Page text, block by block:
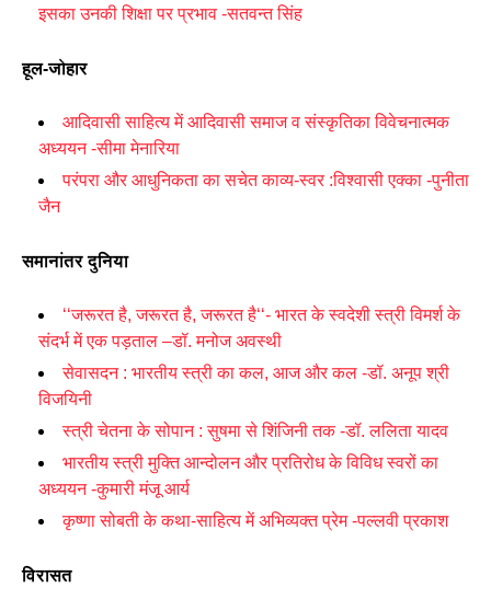
इसका उनकी शिक्षा पर प्रभाव -सतवन्त सिंह
हूल-जोहार
आदिवासी साहित्य में आदिवासी समाज व संस्कृतिका विवेचनात्मक
अध्ययन -सीमा मेनारिया
परंपरा और आधुनिकता का सचेत काव्य-स्वर :विश्वासी एक्का -पुनीता
जैन
समानांतर दुनिया
‘‘जरूरत है,जरूरत है,जरूरत है‘‘- भारत के स्वदेशी स्त्री विमर्श के
संदर्भ में एक पड़ताल –डॉ. मनोज अवस्थी
सेवासदन : भारतीय स्त्री का कल, आज और कल -डॉ. अनूप श्री
विजयिनी
स्त्री चेतना के सोपान : सुषमा से शिंजिनी तक -डॉ. ललिता यादव
भारतीय स्त्री मुक्ति आन्दोलन और प्रतिरोध के विविध स्वरों का
अध्ययन -कुमारी मंजू आर्य
कृष्णा सोबती के कथा-साहित्य में अभिव्यक्त प्रेम -पल्लवी प्रकाश
विरासत